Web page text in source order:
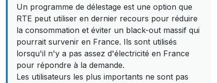
Un programme de délestage est une option que
RTE peut utiliser en dernier recours pour réduire
la consommation et éviter un black-out massif qui
pourrait survenir en France. Ils sont utilisés
lorsqu'il n'y a pas assez d'électricité en France
pour répondre à la demande.
Les utilisateurs les plus importants ne sont pas